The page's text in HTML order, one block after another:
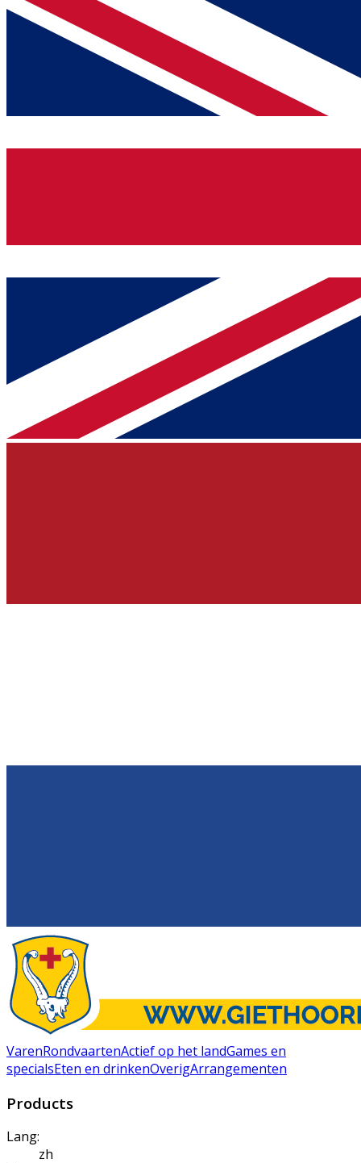
VarenRondvaartenActief op het landGames en
specialsEten en drinkenOverigArrangementen
Products
Lang:
zh